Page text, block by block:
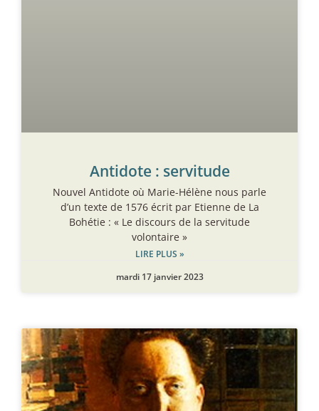
Antidote : servitude
Nouvel Antidote où Marie-Hélène nous parle
d’un texte de 1576 écrit par Etienne de La
Bohétie : « Le discours de la servitude
volontaire »
LIRE PLUS »
mardi 17 janvier 2023